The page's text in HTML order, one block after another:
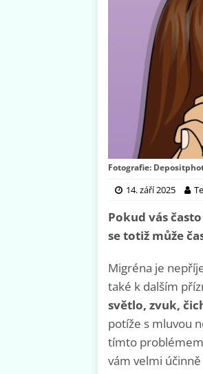
Fotografie:
14. září 2025
Pokud vás
se totiž může
Migréna je
také k dalším
světlo, zvuk,
potíže s mluvou
tímto
vám velmi